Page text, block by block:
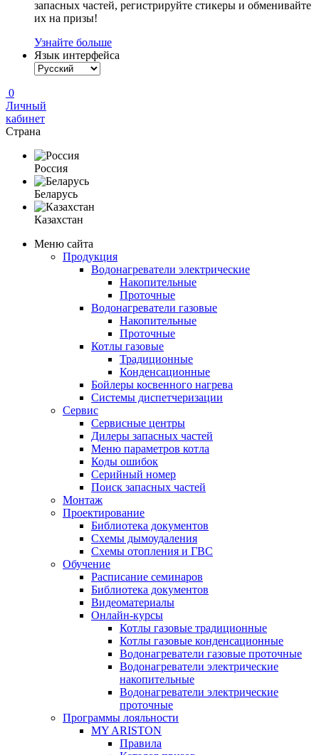
запасных частей, регистрируйте стикеры и обменивайте
их на призы!
Узнайте больше
Язык интерфейса
0
Личный
кабинет
Страна
Россия
Беларусь
Казахстан
Меню сайта
Продукция
Водонагреватели электрические
Накопительные
Проточные
Водонагреватели газовые
Накопительные
Проточные
Котлы газовые
Традиционные
Конденсационные
Бойлеры косвенного нагрева
Системы диспетчеризации
Сервис
Сервисные центры
Дилеры запасных частей
Меню параметров котла
Коды ошибок
Серийный номер
Поиск запасных частей
Монтаж
Проектирование
Библиотека документов
Схемы дымоудаления
Схемы отопления и ГВС
Обучение
Расписание семинаров
Библиотека документов
Видеоматериалы
Онлайн-курсы
Котлы газовые традиционные
Котлы газовые конденсационные
Водонагреватели газовые проточные
Водонагреватели электрические
накопительные
Водонагреватели электрические
проточные
Программы лояльности
MY ARISTON
Правила